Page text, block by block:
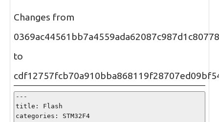
可列印版本
刪除本頁
登入 / 註冊帳號
Changes from
to
---
title: Flash
categories: STM32F4